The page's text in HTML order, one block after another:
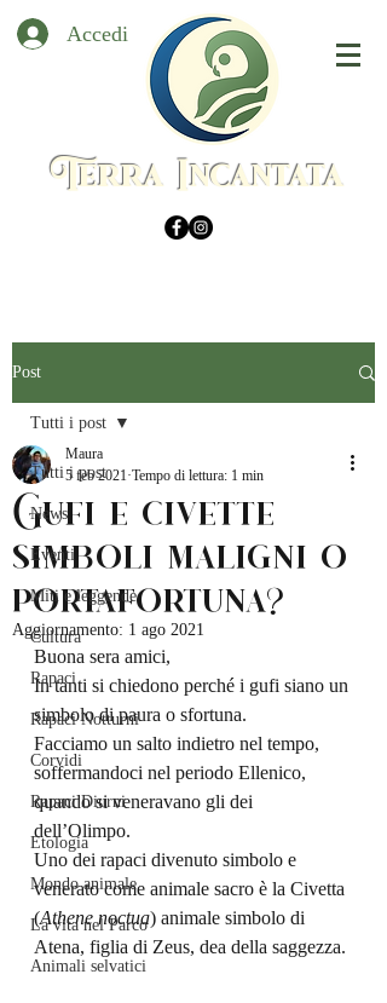
Accedi
Terra Incantata
Post
Tutti i post
News
Eventi
Miti e leggende
Cultura
Rapaci
Rapaci Notturni
Corvidi
Rapaci Diurni
Etologia
Mondo animale
La vita nel Parco
Animali selvatici
Tutti i post
Gufi e civette
simboli maligni o
portafortuna?
Maura
5 feb 2021 Tempo di lettura: 1 min
Aggiornamento: 1 ago 2021
Buona sera amici,
In tanti si chiedono perché i gufi siano un
simbolo di paura o sfortuna.
Facciamo un salto indietro nel tempo,
soffermandoci nel periodo Ellenico,
quando si veneravano gli dei
dell’Olimpo.
Uno dei rapaci divenuto simbolo e
venerato come animale sacro è la Civetta
(Athene noctua) animale simbolo di
Atena, figlia di Zeus, dea della saggezza.